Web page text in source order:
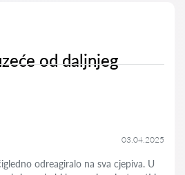
od daljnjeg
03.04.2025
odreagiralo na sva cjepiva. U